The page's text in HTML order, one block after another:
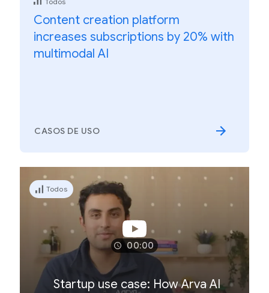
Content creation platform
increases subscriptions by 20% with
multimodal AI
CASOS DE USO
Todos
00:00
Startup use case: How Arva AI